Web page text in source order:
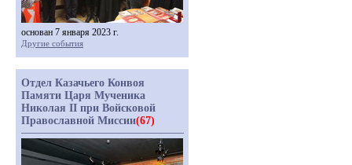
основан 7 января 2023 г.
Другие события
Отдел Казачьего Конвоя
Памяти Царя Мученика
Николая II при Войсковой
Православной Миссии(67)